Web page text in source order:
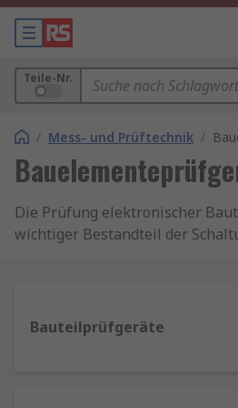
Teile-Nr.
/ Mess- und Prüftechnik /
Die Prüfung elektronischer
wichtiger Bestandteil der
Prototypenanwendungen. Zu
Marken in elektronischen
und Zubehör gehören Time
Cropico, RS PRO BK Precision,
Bauteilprüfgeräte